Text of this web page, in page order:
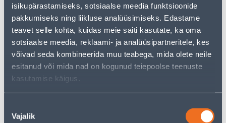
isikupärastamiseks, sotsiaalse meedia funktsioonide
pakkumiseks ning liikluse analüüsimiseks. Edastame
teavet selle kohta, kuidas meie saiti kasutate, ka oma
sotsiaalse meedia, reklaami- ja analüüsipartneritele, kes
võivad seda kombineerida muu teabega, mida olete neile
esitanud või mida nad on kogunud teiepoolse teenuste
kasutamise käigus.
valik
Vajalik
2.00 € /tk 2.00 € /tk
M MERTEN POLAARVALGE
SYSTEM M MERTEN